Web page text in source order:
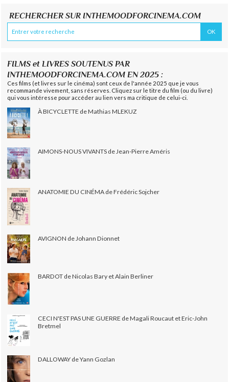
RECHERCHER SUR INTHEMOODFORCINEMA.COM
FILMS et LIVRES SOUTENUS PAR
INTHEMOODFORCINEMA.COM EN 2025 :
Ces films (et livres sur le cinéma) sont ceux de l'année 2025 que je vous
recommande vivement, sans réserves. Cliquez sur le titre du film (ou du livre)
qui vous intéresse pour accéder au lien vers ma critique de celui-ci.
À BICYCLETTE de Mathias MLEKUZ
AIMONS-NOUS VIVANTS de Jean-Pierre Améris
ANATOMIE DU CINÉMA de Frédéric Sojcher
AVIGNON de Johann Dionnet
BARDOT de Nicolas Bary et Alain Berliner
CECI N'EST PAS UNE GUERRE de Magali Roucaut et Eric-John
Bretmel
DALLOWAY de Yann Gozlan